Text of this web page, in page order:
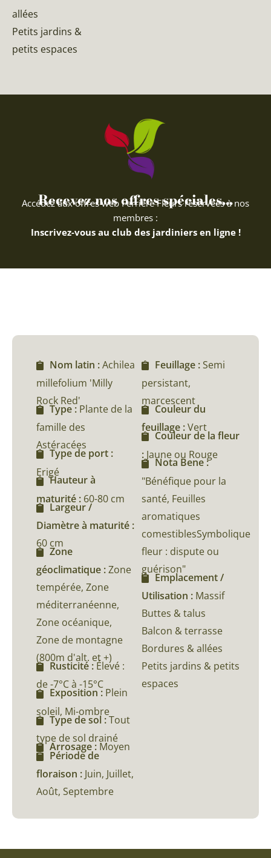
allées
Petits jardins &
petits espaces
Recevez nos offres spéciales...
Accédez aux offres web Ferriere Fleurs réservées à nos
membres :
Inscrivez-vous au club des jardiniers en ligne !
Nom latin :Achilea
millefolium 'Milly
Rock Red'
Type : Plante de la
famille des
Astéracées
Type de port :
Erigé
Hauteur à
maturité : 60-80 cm
Largeur /
Diamètre à maturité :
60 cm
Zone
géoclimatique :Zone
tempérée, Zone
méditerranéenne,
Zone océanique,
Zone de montagne
(800m d'alt. et +)
Rusticité : Élevé :
de -7°C à -15°C
Exposition : Plein
soleil, Mi-ombre
Type de sol :Tout
type de sol drainé
Arrosage : Moyen
Période de
floraison : Juin, Juillet,
Août, Septembre
Feuillage :Semi
persistant,
marcescent
Couleur du
feuillage :Vert
Couleur de la fleur
: Jaune ou Rouge
Nota Bene :
"Bénéfique pour la
santé, Feuilles
aromatiques
comestiblesSymbolique
fleur : dispute ou
guérison"
Emplacement /
Utilisation : Massif
Buttes & talus
Balcon & terrasse
Bordures & allées
Petits jardins & petits
espaces